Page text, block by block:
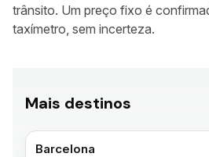
trânsito. Um preço fixo é
taxímetro, sem incerteza.
Mais destinos
Barcelona